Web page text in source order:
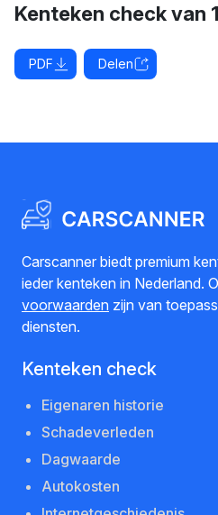
Kenteken check van
PDF Delen
Carscanner biedt premium
ieder kenteken in Nederland.
voorwaarden zijn van
diensten.
Kenteken check
Eigenaren historie
Schadeverleden
Dagwaarde
Autokosten